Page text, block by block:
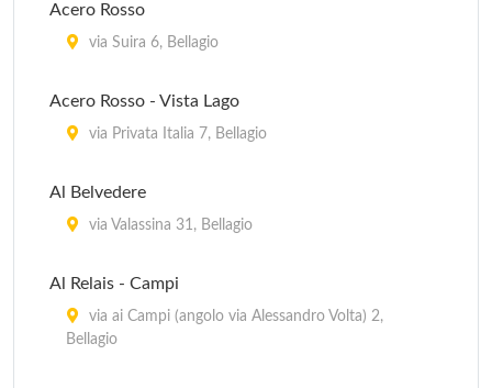
Acero Rosso
via Suira 6, Bellagio
Acero Rosso - Vista Lago
via Privata Italia 7, Bellagio
Al Belvedere
via Valassina 31, Bellagio
Al Relais - Campi
via ai Campi (angolo via Alessandro Volta) 2,
Bellagio